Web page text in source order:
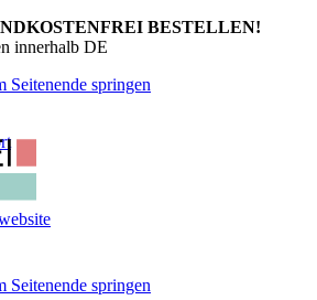
BESTELLEN!
innerhalb DE
Seitenende springen
Seitenende springen